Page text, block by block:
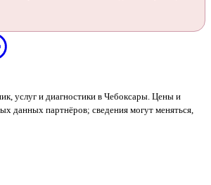
услуг и диагностики в Чебоксары. Цены и
данных партнёров; сведения могут меняться,